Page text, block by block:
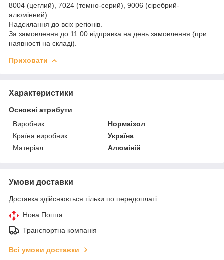
8004 (цеглий), 7024 (темно-серий), 9006 (сіребрий-
алюмінний)
Надсилання до всіх регіонів.
За замовлення до 11:00 відправка на день замовлення (при
наявності на складі).
Приховати
Характеристики
Основні атрибути
Виробник
Нормаізол
Країна виробник
Україна
Матеріал
Алюміній
Умови доставки
Доставка здійснюється тільки по передоплаті.
Нова Пошта
Транспортна компанія
Всі умови доставки